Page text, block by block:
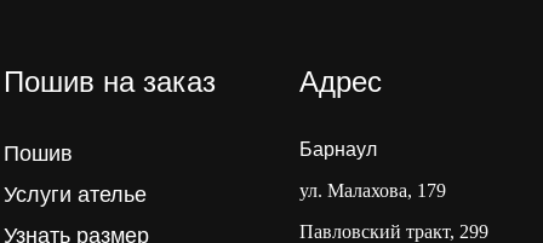
Пошив на заказ
Пошив
Услуги ателье
Узнать размер
Адрес
Барнаул
ул. Малахова, 179
Павловский тракт, 299